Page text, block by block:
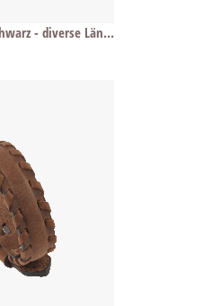
Lederarmband schwarz - diverse Längen